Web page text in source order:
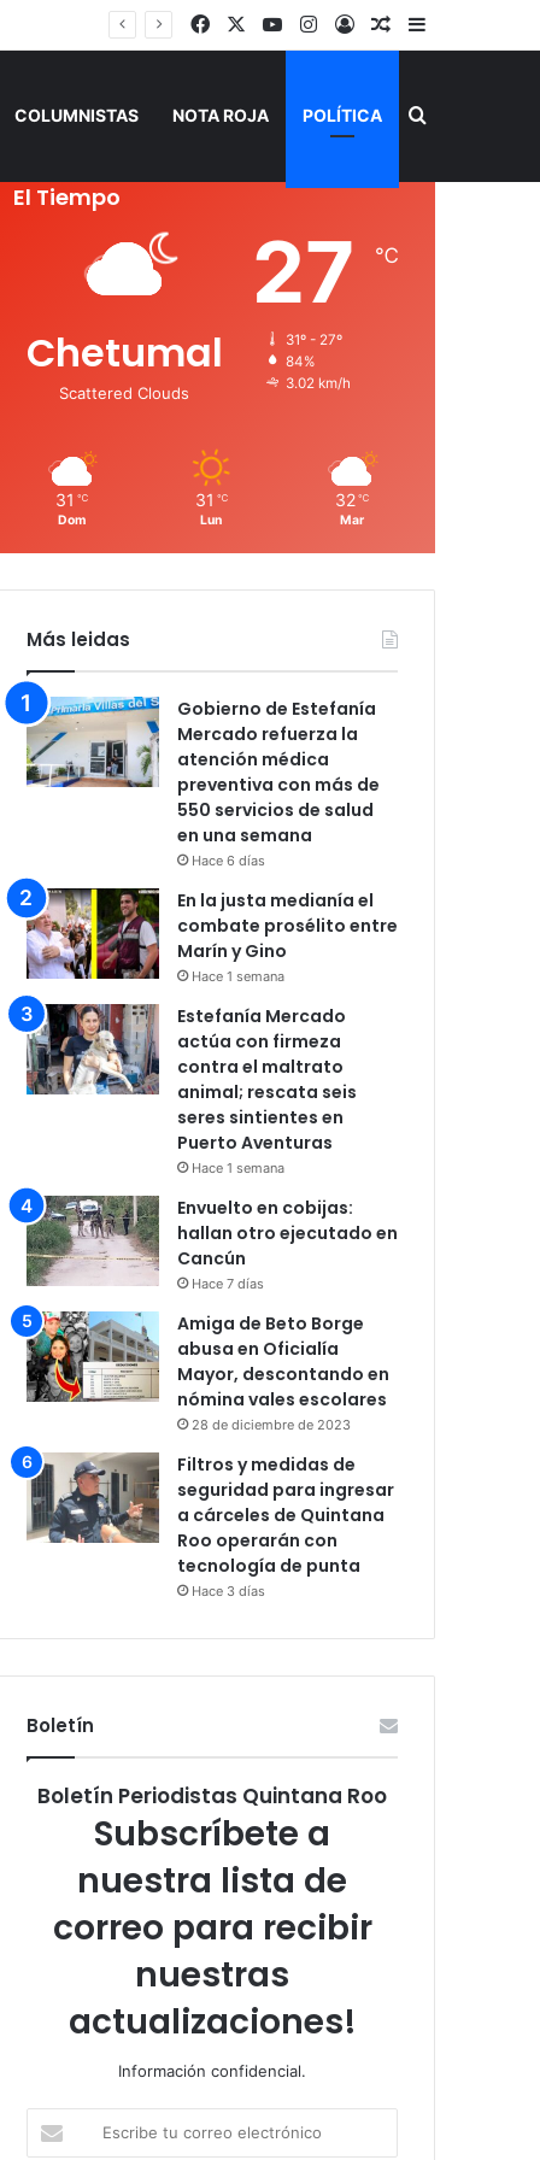
FacebookYouTubeInstagram
AccesoPublicación al
Barra lateral
COLUMNISTAS NOTA ROJA POLÍTICA Buscar por
El Tiempo
Chetumal
Scattered Clouds
27 ℃
31º - 27º
84%
3.02 km/h
31 ℃
Dom
31 ℃
Lun
32 ℃
Mar
Más leidas
Gobierno de Estefanía
Mercado refuerza la
atención médica
preventiva con más de
550 servicios de salud
en una semana
Hace 6 días
En la justa medianía el
combate prosélito entre
Marín y Gino
Hace 1 semana
Estefanía Mercado
actúa con firmeza
contra el maltrato
animal; rescata seis
seres sintientes en
Puerto Aventuras
Hace 1 semana
Envuelto en cobijas:
hallan otro ejecutado en
Cancún
Hace 7 días
Amiga de Beto Borge
abusa en Oficialía
Mayor, descontando en
nómina vales escolares
28 de diciembre de 2023
Filtros y medidas de
seguridad para ingresar
a cárceles de Quintana
Roo operarán con
tecnología de punta
Hace 3 días
Boletín
Boletín Periodistas Quintana Roo
Subscríbete a
nuestra lista de
correo para recibir
nuestras
actualizaciones!
Información confidencial.
tu